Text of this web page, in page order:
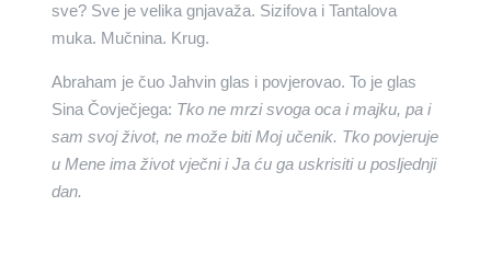
sve? Sve je velika gnjavaža. Sizifova i Tantalova
muka. Mučnina. Krug.
Abraham je čuo Jahvin glas i povjerovao. To je glas
Sina Čovječjega: Tko ne mrzi svoga oca i majku, pa i
sam svoj život, ne može biti Moj učenik. Tko povjeruje
u Mene ima život vječni i Ja ću ga uskrisiti u posljednji
dan.